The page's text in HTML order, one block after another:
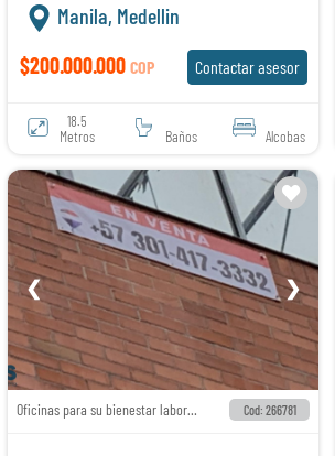
Manila, Medellin
$200.000.000 COP Contactar asesor
18.5
Metros
Baños Alcobas
❮ ❯
Oficinas para su bienestar laboral, cerca de todo. Cod: 266781